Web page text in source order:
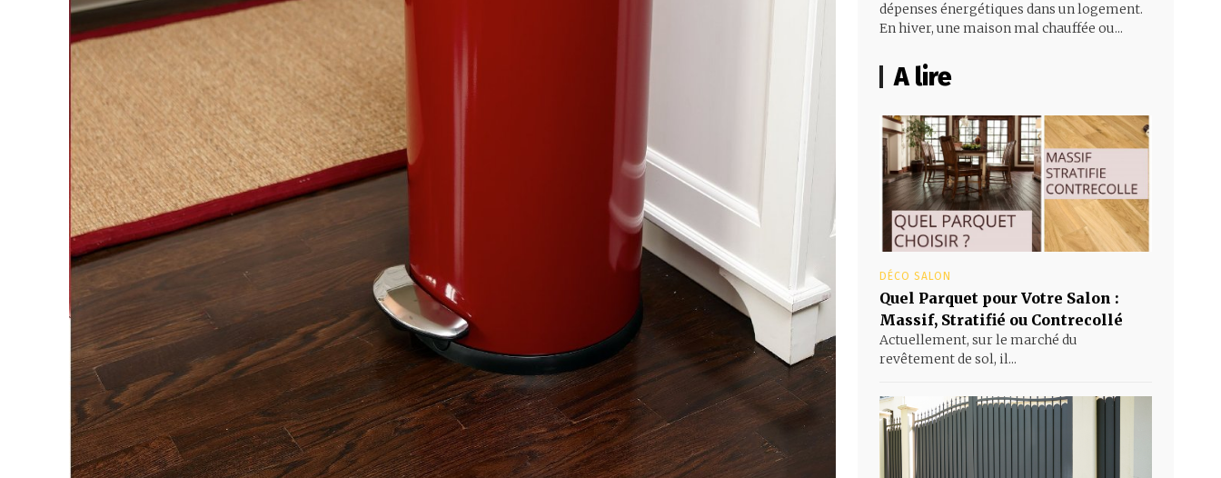
dépenses énergétiques dans un logement.
En hiver, une maison mal chauffée ou...
A lire
DÉCO SALON
Quel Parquet pour Votre Salon :
Massif, Stratifié ou Contrecollé
Actuellement, sur le marché du
revêtement de sol, il...